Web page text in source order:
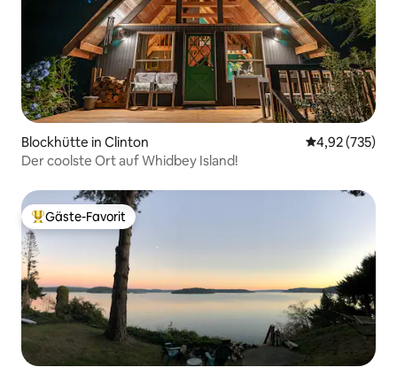
Blockhütte in Clinton
4,92 (735)
Der coolste Ort auf Whidbey Island!
Beliebter Gäste-Favorit.
Gäste-Favorit